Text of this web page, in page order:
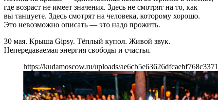
где возраст не имеет значения. Здесь не смотрят на то, как
вы танцуете. Здесь смотрят на человека, которому хорошо.
Это невозможно описать — это надо прожить.
30 мая. Крыша Gipsy. Тёплый купол. Живой звук.
Непередаваемая энергия свободы и счастья.
https://kudamoscow.ru/uploads/